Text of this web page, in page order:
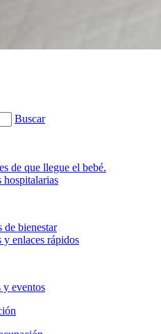
Buscar
de que llegue el bebé.
hospitalarias
de bienestar
y enlaces rápidos
y eventos